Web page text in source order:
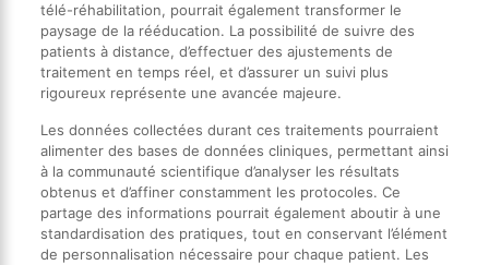
télé-réhabilitation, pourrait également transformer le
paysage de la rééducation. La possibilité de suivre des
patients à distance, d’effectuer des ajustements de
traitement en temps réel, et d’assurer un suivi plus
rigoureux représente une avancée majeure.
Les données collectées durant ces traitements pourraient
alimenter des bases de données cliniques, permettant ainsi
à la communauté scientifique d’analyser les résultats
obtenus et d’affiner constamment les protocoles. Ce
partage des informations pourrait également aboutir à une
standardisation des pratiques, tout en conservant l’élément
de personnalisation nécessaire pour chaque patient. Les